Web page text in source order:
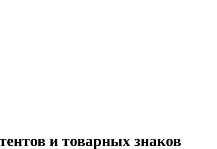
и товарных знаков